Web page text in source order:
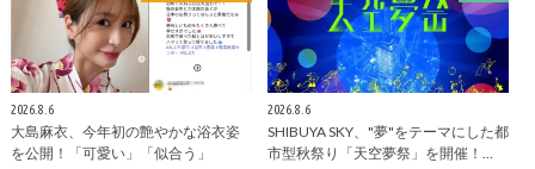
2026.8.6
大島麻衣、今年初の艶やかな浴衣姿
を公開！「可愛い」「似合う」
2026.8.6
SHIBUYA SKY、"夢"をテーマにした都
市型秋祭り「天空夢祭」を開催！…